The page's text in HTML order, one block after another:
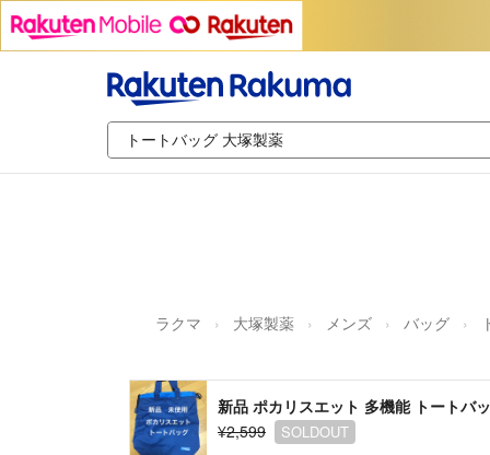
ラクマ 大塚製薬 メンズ バッグ
新品 ポカリスエット 多機能 トートバ
¥2,599
SOLDOUT